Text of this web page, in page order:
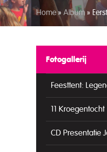
Home» Album »
Fotogallerij
Feesttent:
11 Kroegentocht
CD Presentatie